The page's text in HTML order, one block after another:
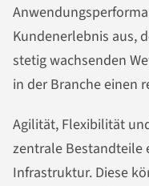
Kundenerlebnis aus,
stetig wachsenden
in der Branche einen
Agilität, Flexibilität
zentrale Bestandteile
Infrastruktur. Diese